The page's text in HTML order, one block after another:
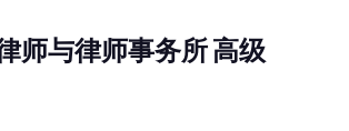
师与律师事务所 高级